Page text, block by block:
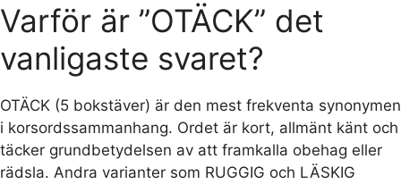
Varför är ”OTÄCK” det
vanligaste svaret?
OTÄCK (5 bokstäver) är den mest frekventa synonymen
i korsordssammanhang. Ordet är kort, allmänt känt och
täcker grundbetydelsen av att framkalla obehag eller
rädsla. Andra varianter som RUGGIG och LÄSKIG